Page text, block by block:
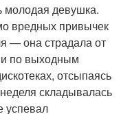
молодая девушка.
вредных привычек
— она страдала от
по выходным
отсыпаясь
складывалась
успевал